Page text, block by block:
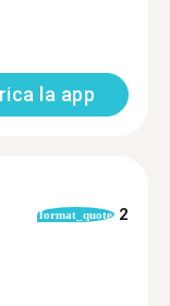
la app
format_quote 2